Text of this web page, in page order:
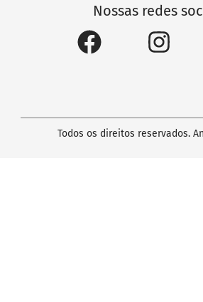
Nossas redes
Todos os direitos reservados.